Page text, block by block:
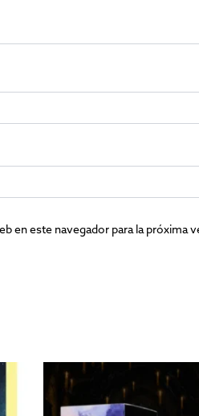
en este navegador para la próxima